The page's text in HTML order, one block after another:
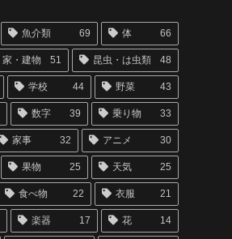
魚介類 69 体 66
家・建物 51 昆虫・は虫類 48
学校 44 野菜 43
数字 39 乗り物 33
家事 32 アニメ 30
果物 25 天気 25
食べ物 22 衣服 21
楽器 17 花 14